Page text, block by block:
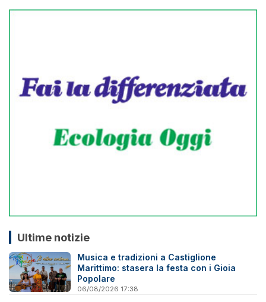
Ultime notizie
Musica e tradizioni a Castiglione
Marittimo: stasera la festa con i Gioia
Popolare
06/08/2026 17:38